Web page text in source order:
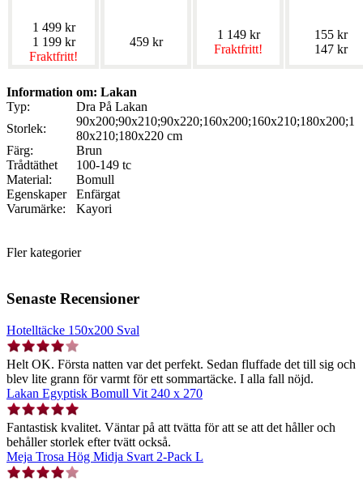
1 499 kr
1 199 kr
Fraktfritt!
459 kr
1 149 kr
Fraktfritt!
155 kr
147 kr
Information om: Lakan
Typ:
Dra På Lakan
Storlek:
90x200;90x210;90x220;160x200;160x210;180x200;1
80x210;180x220 cm
Färg:
Brun
Trådtäthet
100-149 tc
Material:
Bomull
Egenskaper
Enfärgat
Varumärke:
Kayori
Fler kategorier
Senaste Recensioner
Hotelltäcke 150x200 Sval
Helt OK. Första natten var det perfekt. Sedan fluffade det till sig och
blev lite grann för varmt för ett sommartäcke. I alla fall nöjd.
Lakan Egyptisk Bomull Vit 240 x 270
Fantastisk kvalitet. Väntar på att tvätta för att se att det håller och
behåller storlek efter tvätt också.
Meja Trosa Hög Midja Svart 2-Pack L